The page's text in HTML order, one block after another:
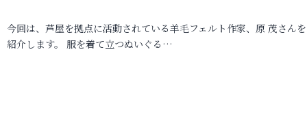
今回は、芦屋を拠点に活動されている羊毛フェルト作家、原 茂さん
紹介します。 服を着て立つぬいぐる…